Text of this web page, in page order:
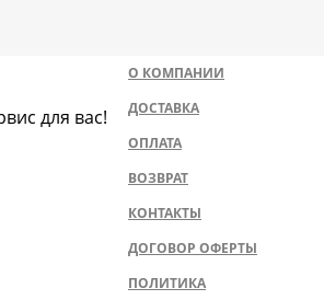
О КОМПАНИИ
ДОСТАВКА
ОПЛАТА
ВОЗВРАТ
КОНТАКТЫ
ДОГОВОР ОФЕРТЫ
ПОЛИТИКА
для вас!